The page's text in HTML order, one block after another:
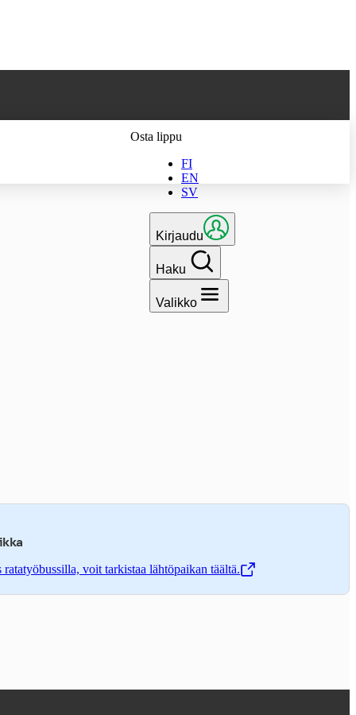
Osta lippu
FI
EN
SV
Kirjaudu
Haku
Valikko
voit tarkistaa lähtöpaikan täältä.